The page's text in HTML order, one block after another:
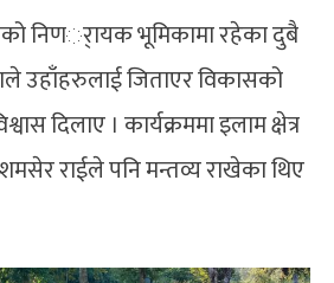
निणर्ायक भूमिकामा रहेका दुबै
उहाँहरुलाई जिताएर विकासको
दिलाए । कार्यक्रममा इलाम क्षेत्र
राईले पनि मन्तव्य राखेका थिए